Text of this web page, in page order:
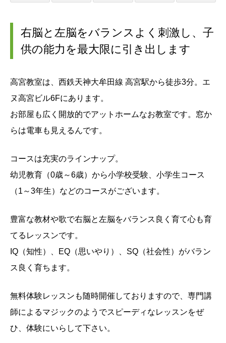
右脳と左脳をバランスよく刺激し、子
供の能力を最大限に引き出します
高宮教室は、西鉄天神大牟田線 高宮駅から徒歩3分。エ
ヌ高宮ビル6Fにあります。
お部屋も広く開放的でアットホームなお教室です。窓か
らは電車も見えるんです。
コースは充実のラインナップ。
幼児教育（0歳～6歳）から小学校受験、小学生コース
（1～3年生）などのコースがございます。
豊富な教材や歌で右脳と左脳をバランス良く育て心も育
てるレッスンです。
IQ（知性）、EQ（思いやり）、SQ（社会性）がバラン
ス良く育ちます。
無料体験レッスンも随時開催しておりますので、専門講
師によるマジックのようでスピーディなレッスンをぜ
ひ、体験にいらして下さい。